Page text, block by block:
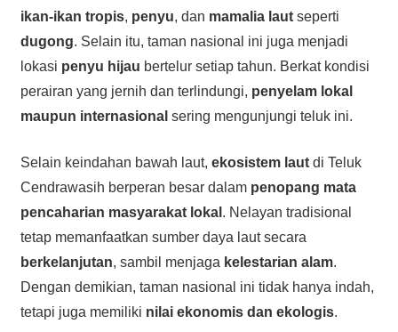
ikan-ikan tropis, penyu, dan mamalia lautseperti
dugong. Selain itu, taman nasional ini juga menjadi
lokasi penyu hijau bertelur setiap tahun. Berkat kondisi
perairan yang jernih dan terlindungi, penyelam lokal
maupun internasional sering mengunjungi teluk ini.
Selain keindahan bawah laut, ekosistem lautdi Teluk
Cendrawasih berperan besar dalam penopang mata
pencaharian masyarakat lokal . Nelayan tradisional
tetap memanfaatkan sumber daya laut secara
berkelanjutan, sambil menjaga kelestarian alam.
Dengan demikian, taman nasional ini tidak hanya indah,
tetapi juga memiliki nilai ekonomis dan ekologis.